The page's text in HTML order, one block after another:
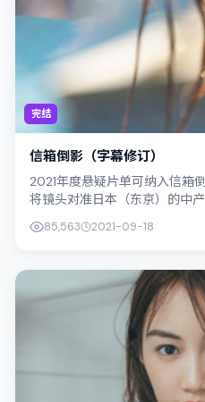
完结
信箱倒影（字幕修订）
2021年度悬疑片单可纳入信箱
将镜头对准日本（东京）的中
85,563 2021-09-18